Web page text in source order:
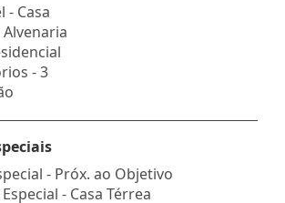
- Casa
Alvenaria
- 3
- Próx. ao Objetivo
- Casa Térrea